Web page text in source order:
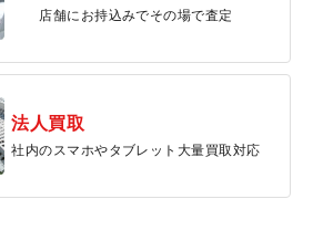
店舗にお持込みでその場で査定
法人買取
社内のスマホやタブレット大量買取対応